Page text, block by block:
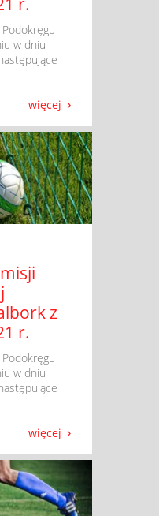
Podokręgu
w dniu
więcej
z
r.
Podokręgu
w dniu
więcej